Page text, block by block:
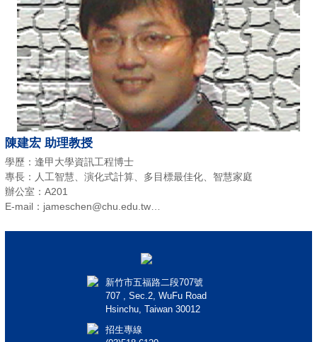
陳建宏 助理教授
學歷：逢甲大學資訊工程博士
專長：人工智慧、演化式計算、多目標最佳化、智慧家庭
辦公室：A201
E-mail：jameschen@chu.edu.tw
新竹市五福路二段707號
707 , Sec.2, WuFu Road
Hsinchu, Taiwan 30012
招生專線